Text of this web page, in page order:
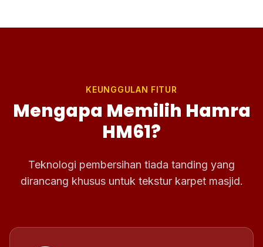
KEUNGGULAN FITUR
Mengapa Memilih Hamra
HM61?
Teknologi pembersihan tiada tanding yang
dirancang khusus untuk tekstur karpet masjid.